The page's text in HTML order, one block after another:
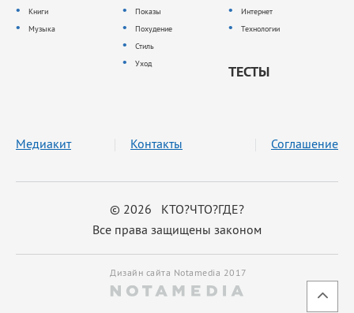
Книги
Музыка
Показы
Похудение
Стиль
Уход
Интернет
Технологии
ТЕСТЫ
© 2026 КТО?ЧТО?ГДЕ?
Все права защищены законом
Медиакит Контакты Соглашение
Дизайн сайта Notamedia 2017